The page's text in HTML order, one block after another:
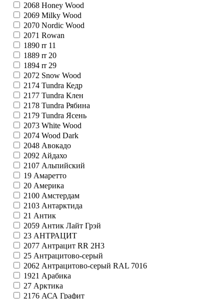
2068 Honey Wood
2069 Milky Wood
2070 Nordic Wood
2071 Rowan
1890 rr 11
1889 rr 20
1894 rr 29
2072 Snow Wood
2174 Tundra Кедр
2177 Tundra Клен
2178 Tundra Рябина
2179 Tundra Ясень
2073 White Wood
2074 Wood Dark
2048 Авокадо
2092 Айдахо
2107 Альпийский
19 Амаретто
20 Америка
2100 Амстердам
2103 Антарктида
21 Антик
2059 Антик Лайт Грэй
23 АНТРАЦИТ
2077 Антрацит RR 2H3
25 Антрацитово-серый
2062 Антрацитово-серый RAL 7016
1921 Арабика
27 Арктика
2176 АСА Графит